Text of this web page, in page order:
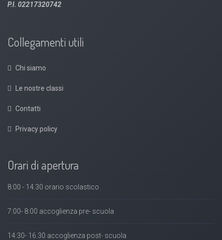
P.I. 02217320742
Collegamenti utili
Chi siamo
Le nostre classi
Contatti
Privacy policy
Orari di apertura
8:00 - 14.30 orario scolastico
7:00- 8:00 accoglienza pre- scuola
14:30- 16.30 accoglienza post- scuola